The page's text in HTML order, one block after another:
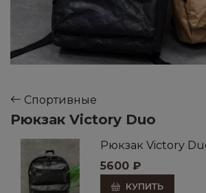
Спортивные
Рюкзак Victory Duo
Рюкзак Victory
5600 ₽
КУПИТЬ